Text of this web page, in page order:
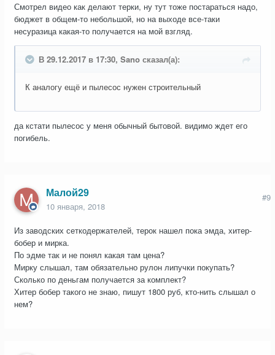
Смотрел видео как делают терки, ну тут тоже постараться надо,
бюджет в общем-то небольшой, но на выходе все-таки
несуразица какая-то получается на мой взгляд.
В 29.12.2017 в 17:30, Sano сказал(а):
К аналогу ещё и пылесос нужен строительный
да кстати пылесос у меня обычный бытовой. видимо ждет его
погибель.
Малой29
10 января, 2018
#9
Из заводских сеткодержателей, терок нашел пока эмда, хитер-
бобер и мирка.
По эдме так и не понял какая там цена?
Мирку слышал, там обязательно рулон липучки покупать?
Сколько по деньгам получается за комплект?
Хитер бобер такого не знаю, пишут 1800 руб, кто-нить слышал о
нем?